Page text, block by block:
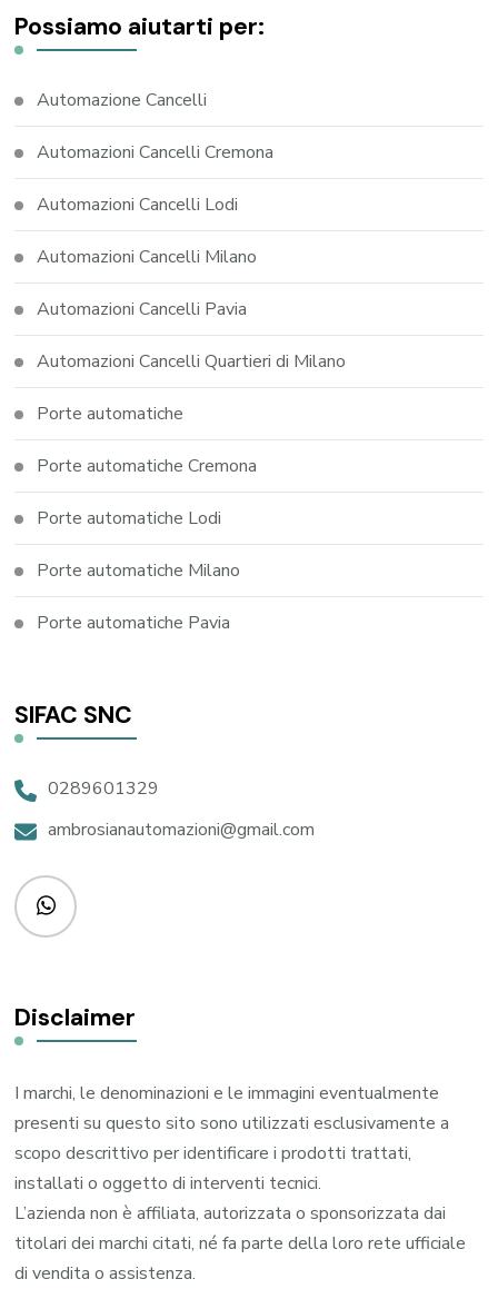
Possiamo aiutarti per:
Automazione Cancelli
Automazioni Cancelli Cremona
Automazioni Cancelli Lodi
Automazioni Cancelli Milano
Automazioni Cancelli Pavia
Automazioni Cancelli Quartieri di Milano
Porte automatiche
Porte automatiche Cremona
Porte automatiche Lodi
Porte automatiche Milano
Porte automatiche Pavia
SIFAC SNC
0289601329
ambrosianautomazioni@gmail.com
Disclaimer
I marchi, le denominazioni e le immagini eventualmente
presenti su questo sito sono utilizzati esclusivamente a
scopo descrittivo per identificare i prodotti trattati,
installati o oggetto di interventi tecnici.
L’azienda non è affiliata, autorizzata o sponsorizzata dai
titolari dei marchi citati, né fa parte della loro rete ufficiale
di vendita o assistenza.